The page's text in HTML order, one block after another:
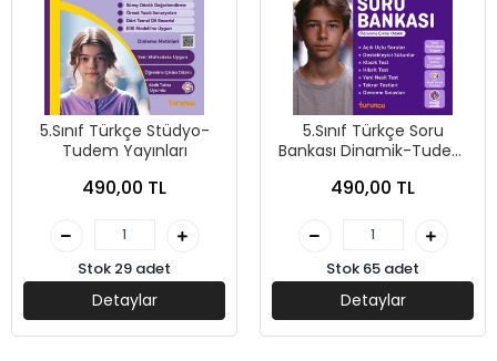
5.Sınıf Türkçe Stüdyo-
Tudem Yayınları
490,00 TL
Stok 29 adet
Detaylar
5.Sınıf Türkçe Soru
Bankası Dinamik-Tudem
490,00 TL
Stok 65 adet
Detaylar